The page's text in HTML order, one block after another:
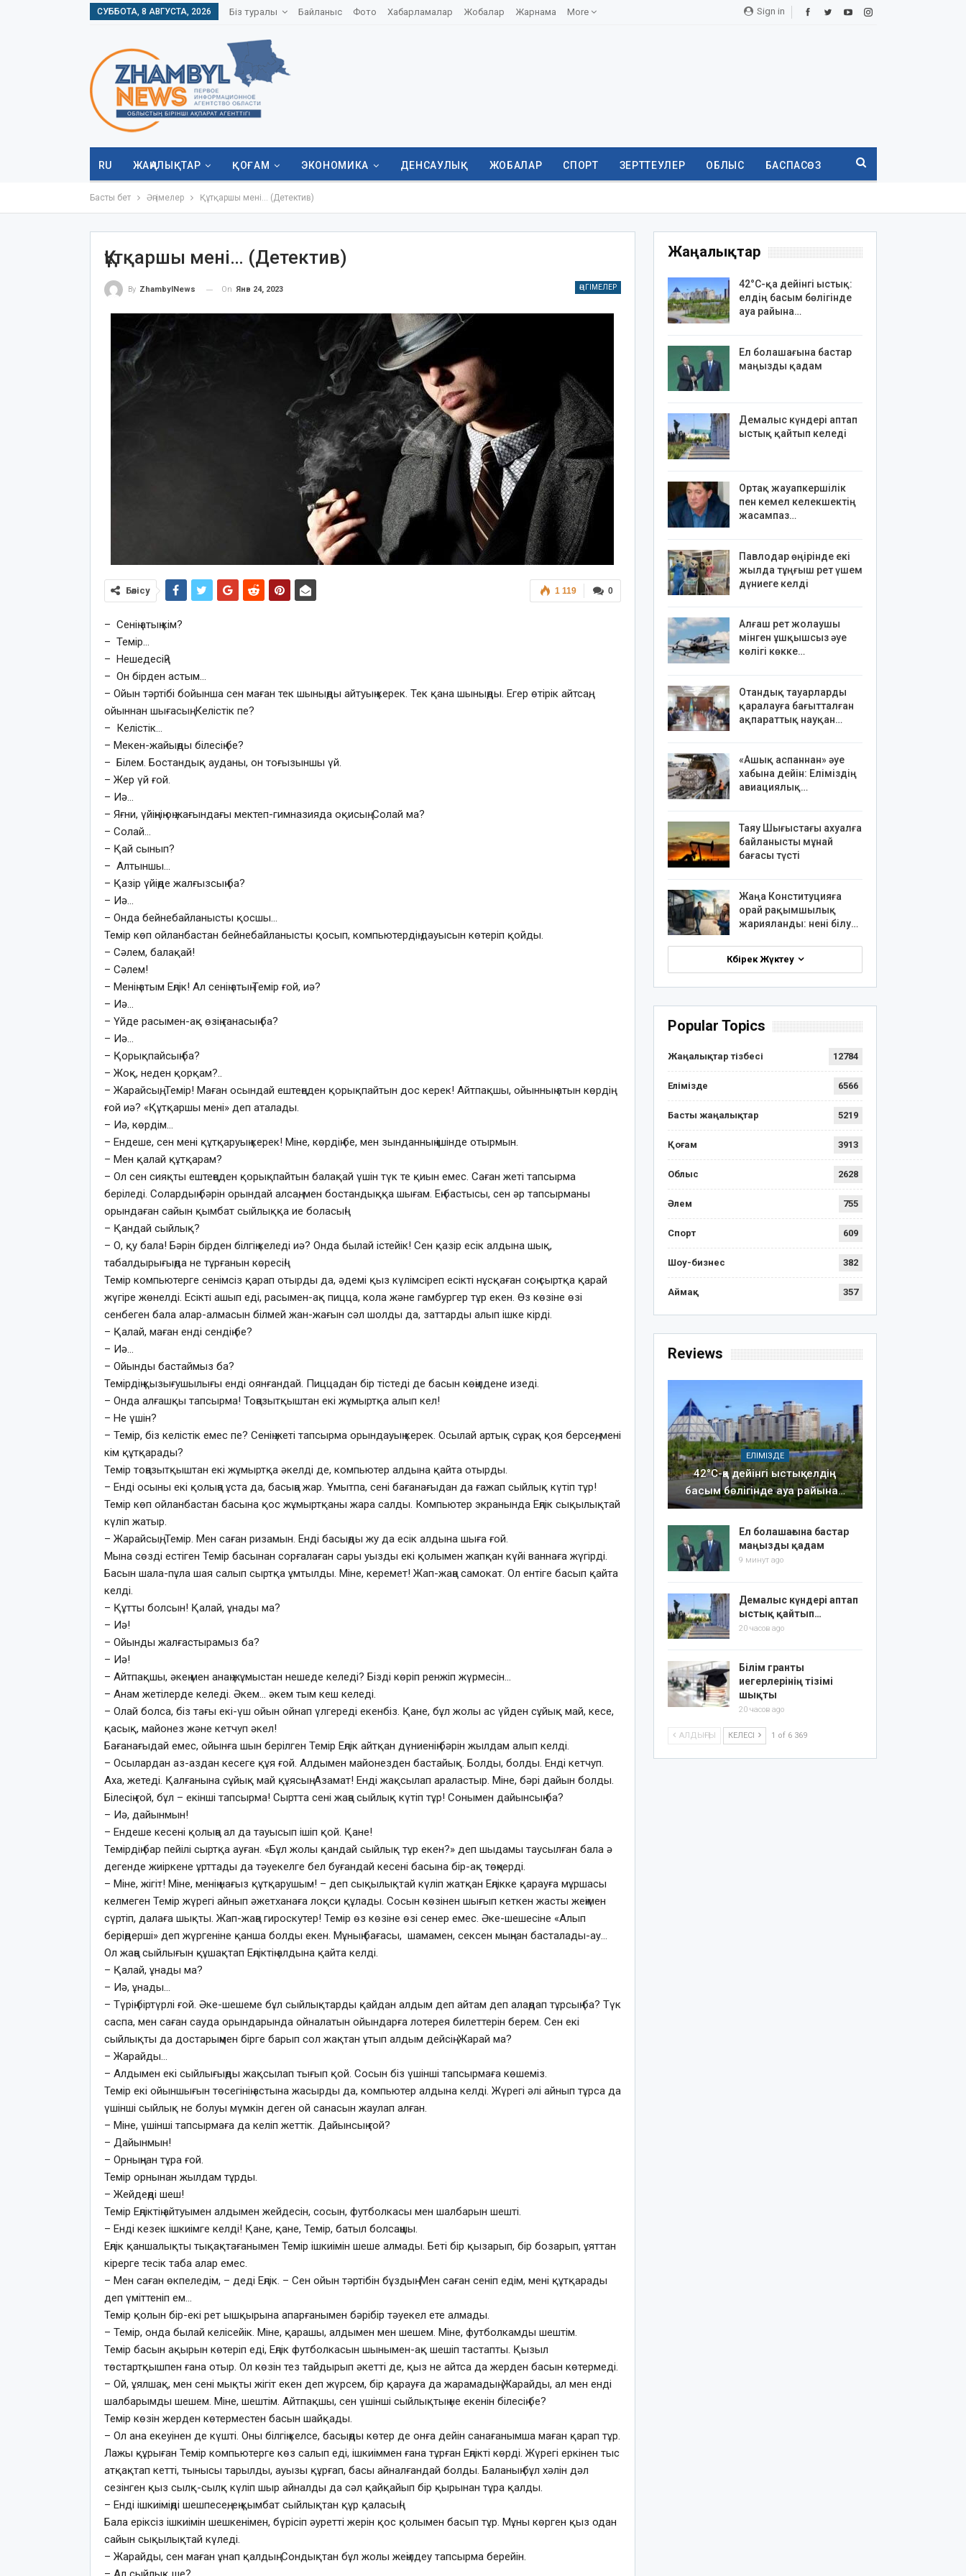
Sign in
СУББОТА, 8 АВГУСТА, 2026 Біз туралы Байланыс Фото Хабарламалар Жобалар Жарнама More
RU ЖАҢАЛЫҚТАР ҚОҒАМ ЭКОНОМИКА ДЕНСАУЛЫҚ ЖОБАЛАР СПОРТ ЗЕРТТЕУЛЕР ОБЛЫС БАСПАСӨЗ
Басты бет Әңгімелер Құтқаршы мені… (Детектив)
Құтқаршы мені… (Детектив)
ӘҢГІМЕЛЕР
By ZhambylNews On Янв 24, 2023
0
1 119
Бөлісу
– Сенің атың кім?
– Темір…
– Нешедесің?
– Он бірден астым…
– Ойын тәртібі бойынша сен маған тек шыныңды айтуың керек. Тек қана шыныңды. Егер өтірік айтсаң,
ойыннан шығасың. Келістік пе?
– Келістік…
– Мекен-жайыңды білесің бе?
– Білем. Бостандық ауданы, он тоғызыншы үй.
– Жер үй ғой.
– Иә…
– Яғни, үйіңнің оң жағындағы мектеп-гимназияда оқисың. Солай ма?
– Солай…
– Қай сынып?
– Алтыншы…
– Қазір үйіңде жалғызсың ба?
– Иә…
– Онда бейнебайланысты қосшы…
Темір көп ойланбастан бейнебайланысты қосып, компьютердің дауысын көтеріп қойды.
– Сәлем, балақай!
– Сәлем!
– Менің атым Еңлік! Ал сенің атың Темір ғой, иә?
– Иә…
– Үйде расымен-ақ өзің ғанасың ба?
– Иә…
– Қорықпайсың ба?
– Жоқ, неден қорқам?..
– Жарайсың, Темір! Маған осындай ештеңеден қорықпайтын дос керек! Айтпақшы, ойынның атын көрдің
ғой иә? «Құтқаршы мені» деп аталады.
– Иә, көрдім…
– Ендеше, сен мені құтқаруың керек! Міне, көрдің бе, мен зынданның ішінде отырмын.
– Мен қалай құтқарам?
– Ол сен сияқты ештеңеден қорықпайтын балақай үшін түк те қиын емес. Саған жеті тапсырма
беріледі. Солардың бәрін орындай алсаң, мен бостандыққа шығам. Ең бастысы, сен әр тапсырманы
орындаған сайын қымбат сыйлыққа ие боласың!
– Қандай сыйлық?
– О, қу бала! Бәрін бірден білгің келеді иә? Онда былай істейік! Сен қазір есік алдына шық,
табалдырығыңда не тұрғанын көресің!
Темір компьютерге сенімсіз қарап отырды да, әдемі қыз күлімсіреп есікті нұсқаған соң сыртқа қарай
жүгіре жөнелді. Есікті ашып еді, расымен-ақ пицца, кола және гамбургер тұр екен. Өз көзіне өзі
сенбеген бала алар-алмасын білмей жан-жағын сәл шолды да, заттарды алып ішке кірді.
– Қалай, маған енді сендің бе?
– Иә…
– Ойынды бастаймыз ба?
Темірдің қызығушылығы енді оянғандай. Пиццадан бір тістеді де басын көңілдене изеді.
– Онда алғашқы тапсырма! Тоңазытқыштан екі жұмыртқа алып кел!
– Не үшін?
– Темір, біз келістік емес пе? Сенің жеті тапсырма орындауың керек. Осылай артық сұрақ қоя берсең, мені
кім құтқарады?
Темір тоңазытқыштан екі жұмыртқа әкелді де, компьютер алдына қайта отырды.
– Енді осыны екі қолыңа ұста да, басыңа жар. Ұмытпа, сені бағанағыдан да ғажап сыйлық күтіп тұр!
Темір көп ойланбастан басына қос жұмыртқаны жара салды. Компьютер экранында Еңлік сықылықтай
күліп жатыр.
– Жарайсың, Темір. Мен саған ризамын. Енді басыңды жу да есік алдына шыға ғой.
Мына сөзді естіген Темір басынан сорғалаған сары уызды екі қолымен жапқан күйі ваннаға жүгірді.
Басын шала-пұла шая салып сыртқа ұмтылды. Міне, керемет! Жап-жаңа самокат. Ол ентіге басып қайта
келді.
– Құтты болсын! Қалай, ұнады ма?
– Иә!
– Ойынды жалғастырамыз ба?
– Иә!
– Айтпақшы, әкең мен анаң жұмыстан нешеде келеді? Бізді көріп ренжіп жүрмесін…
– Анам жетілерде келеді. Әкем… әкем тым кеш келеді.
– Олай болса, біз тағы екі-үш ойын ойнап үлгереді екенбіз. Қане, бұл жолы ас үйден сұйық май, кесе,
қасық, майонез және кетчуп әкел!
Бағанағыдай емес, ойынға шын берілген Темір Еңлік айтқан дүниенің бәрін жылдам алып келді.
– Осылардан аз-аздан кесеге құя ғой. Алдымен майонезден бастайық. Болды, болды. Енді кетчуп.
Аха, жетеді. Қалғанына сұйық май құясың. Азамат! Енді жақсылап араластыр. Міне, бәрі дайын болды.
Білесің ғой, бұл – екінші тапсырма! Сыртта сені жаңа сыйлық күтіп тұр! Сонымен дайынсың ба?
– Иә, дайынмын!
– Ендеше кесені қолыңа ал да тауысып ішіп қой. Қане!
Темірдің бар пейілі сыртқа ауған. «Бұл жолы қандай сыйлық тұр екен?» деп шыдамы таусылған бала ә
дегенде жиіркене ұрттады да тәуекелге бел буғандай кесені басына бір-ақ төңкерді.
– Міне, жігіт! Міне, менің нағыз құтқарушым! – деп сықылықтай күліп жатқан Еңлікке қарауға мұршасы
келмеген Темір жүрегі айнып әжетханаға лоқси құлады. Сосын көзінен шығып кеткен жасты жеңімен
сүртіп, далаға шықты. Жап-жаңа гироскутер! Темір өз көзіне өзі сенер емес. Әке-шешесіне «Алып
беріңдерші» деп жүргеніне қанша болды екен. Мұның бағасы, шамамен, сексен мыңнан басталады-ау…
Ол жаңа сыйлығын құшақтап Еңліктің алдына қайта келді.
– Қалай, ұнады ма?
– Иә, ұнады…
– Түрің біртүрлі ғой. Әке-шешеме бұл сыйлықтарды қайдан алдым деп айтам деп алаңдап тұрсың ба? Түк
саспа, мен саған сауда орындарында ойналатын ойындарға лотерея билеттерін берем. Сен екі
сыйлықты да достарыңмен бірге барып сол жақтан ұтып алдым дейсің. Жарай ма?
– Жарайды…
– Алдымен екі сыйлығыңды жақсылап тығып қой. Сосын біз үшінші тапсырмаға көшеміз.
Темір екі ойыншығын төсегінің астына жасырды да, компьютер алдына келді. Жүрегі әлі айнып тұрса да
үшінші сыйлық не болуы мүмкін деген ой санасын жаулап алған.
– Міне, үшінші тапсырмаға да келіп жеттік. Дайынсың ғой?
– Дайынмын!
– Орныңнан тұра ғой.
Темір орнынан жылдам тұрды.
– Жейдеңді шеш!
Темір Еңліктің айтуымен алдымен жейдесін, сосын, футболкасы мен шалбарын шешті.
– Енді кезек ішкиімге келді! Қане, қане, Темір, батыл болсаңшы.
Еңлік қаншалықты тықақтағанымен Темір ішкиімін шеше алмады. Беті бір қызарып, бір бозарып, ұяттан
кірерге тесік таба алар емес.
– Мен саған өкпеледім, – деді Еңлік. – Сен ойын тәртібін бұздың. Мен саған сеніп едім, мені құтқарады
деп үміттеніп ем…
Темір қолын бір-екі рет ышқырына апарғанымен бәрібір тәуекел ете алмады.
– Темір, онда былай келісейік. Міне, қарашы, алдымен мен шешем. Міне, футболкамды шештім.
Темір басын ақырын көтеріп еді, Еңлік футболкасын шынымен-ақ шешіп тастапты. Қызыл
төстартқышпен ғана отыр. Ол көзін тез тайдырып әкетті де, қыз не айтса да жерден басын көтермеді.
– Ой, ұялшақ, мен сені мықты жігіт екен деп жүрсем, бір қарауға да жарамадың. Жарайды, ал мен енді
шалбарымды шешем. Міне, шештім. Айтпақшы, сен үшінші сыйлықтың не екенін білесің бе?
Темір көзін жерден көтерместен басын шайқады.
– Ол ана екеуінен де күшті. Оны білгің келсе, басыңды көтер де онға дейін санағанымша маған қарап тұр.
Лажы құрыған Темір компьютерге көз салып еді, ішкиіммен ғана тұрған Еңлікті көрді. Жүрегі еркінен тыс
атқақтап кетті, тынысы тарылды, ауызы құрғап, басы айналғандай болды. Баланың бұл хәлін дәл
сезінген қыз сылқ-сылқ күліп шыр айналды да сәл қайқайып бір қырынан тұра қалды.
– Енді ішкиіміңді шешпесең, ең қымбат сыйлықтан құр қаласың!
Бала еріксіз ішкиімін шешкенімен, бүрісіп әуретті жерін қос қолымен басып тұр. Мұны көрген қыз одан
сайын сықылықтай күледі.
– Жарайды, сен маған ұнап қалдың. Сондықтан бұл жолы жеңілдеу тапсырма берейін.
Жаңалықтар
42°C-қа дейінгі ыстық:
елдің басым бөлігінде
ауа райына…
Ел болашағына бастар
маңызды қадам
Демалыс күндері аптап
ыстық қайтып келеді
Ортақ жауапкершілік
пен кемел келекшектің
жасампаз…
Павлодар өңірінде екі
жылда тұңғыш рет үшем
дүниеге келді
Алғаш рет жолаушы
мінген ұшқышсыз әуе
көлігі көкке…
Отандық тауарларды
қаралауға бағытталған
ақпараттық науқан…
«Ашық аспаннан» әуе
хабына дейін: Еліміздің
авиациялық…
Таяу Шығыстағы ахуалға
байланысты мұнай
бағасы түсті
Жаңа Конституцияға
орай рақымшылық
жарияланды: нені білу…
Көбірек Жүктеу
Popular Topics
Жаңалықтар тізбесі 12784
Елімізде 6566
Басты жаңалықтар 5219
Қоғам 3913
Облыс 2628
Әлем 755
Спорт 609
Шоу-бизнес 382
Аймақ 357
Reviews
ЕЛІМІЗДЕ
42°C-қа дейінгі ыстық: елдің
басым бөлігінде ауа райына…
Ел болашағына бастар
маңызды қадам
9 минут ago
Демалыс күндері аптап
ыстық қайтып…
20 часов ago
Білім гранты
иегерлерінің тізімі
шықты
20 часов ago
АЛДЫҢҒЫ КЕЛЕСІ 1 of 6 369